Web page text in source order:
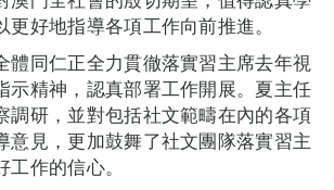
好地指導各項工作向前推進。
體同仁正全力貫徹落實習主席去年視
示精神，認真部署工作開展。夏主任
調研，並對包括社文範疇在內的各項
意見，更加鼓舞了社文團隊落實習主
作的信心。